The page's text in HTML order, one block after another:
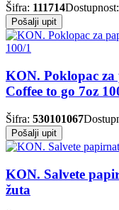
Šifra: 111714Dostupnost:
Pošalji upit
KON. Poklopac
Coffee to go 7oz
Šifra: 530101067
Pošalji upit
KON. Salvete
žuta